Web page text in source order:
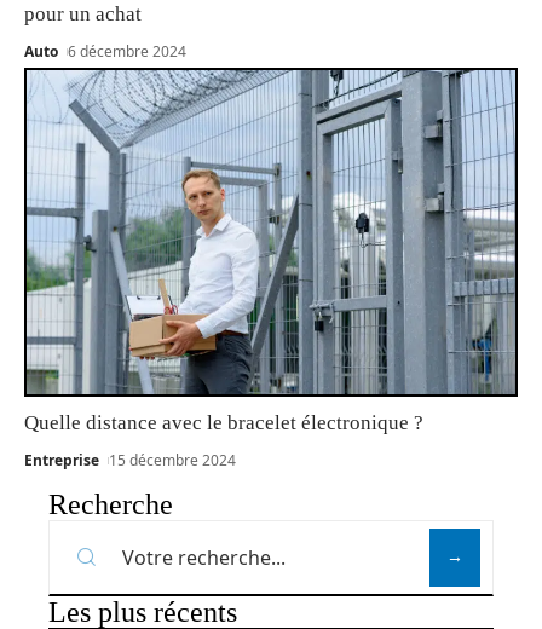
pour un achat
Auto 6 décembre 2024
Quelle distance avec le bracelet électronique ?
Entreprise 15 décembre 2024
Recherche
Les plus récents